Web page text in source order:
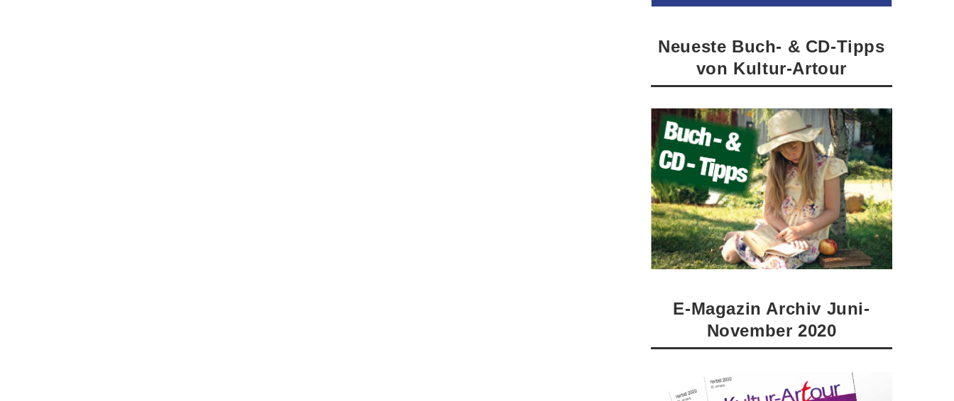
Neueste Buch- & CD-Tipps
von Kultur-Artour
E-Magazin Archiv Juni-
November 2020